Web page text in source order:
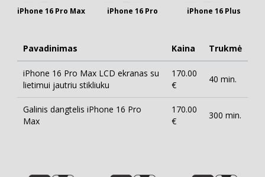
iPhone 16 Pro Max iPhone 16 Pro iPhone 16 Plus
Pavadinimas Kaina Trukmė
iPhone 16 Pro Max LCD ekranas su
lietimui jautriu stikliuku
170.00
€
40 min.
Galinis dangtelis iPhone 16 Pro
Max
170.00
€
300 min.